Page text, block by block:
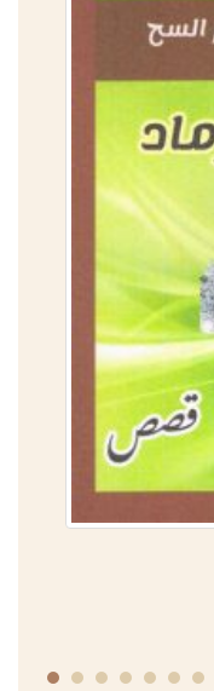
الموسوعة العمرية
السورية